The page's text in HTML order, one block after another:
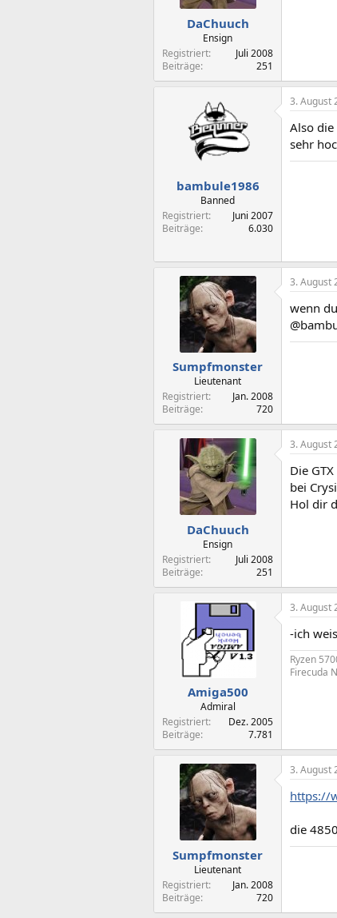
DaChuuch
Ensign
Registriert
Juli 2008
Beiträge
251
bambule1986
Banned
Registriert
Juni 2007
Beiträge
6.030
3. August
Also die
sehr
Sumpfmonster
Lieutenant
Registriert
Jan. 2008
Beiträge
720
3. August
wenn
DaChuuch
Ensign
Registriert
Juli 2008
Beiträge
251
3. August
Die
bei
Hol dir
Amiga500
Admiral
Registriert
Dez. 2005
Beiträge
7.781
3. August
-ich
Ryzen
Firecuda
Sumpfmonster
Lieutenant
Registriert
Jan. 2008
Beiträge
720
3. August
https://
die